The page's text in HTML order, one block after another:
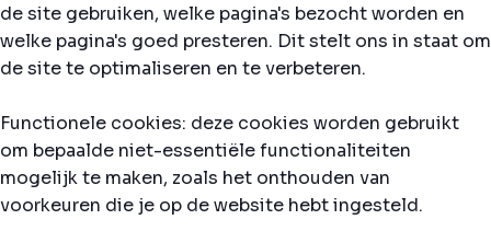
de site gebruiken, welke pagina's bezocht worden en
welke pagina's goed presteren. Dit stelt ons in staat om
de site te optimaliseren en te verbeteren.
Functionele cookies: deze cookies worden gebruikt
om bepaalde niet-essentiële functionaliteiten
mogelijk te maken, zoals het onthouden van
voorkeuren die je op de website hebt ingesteld.